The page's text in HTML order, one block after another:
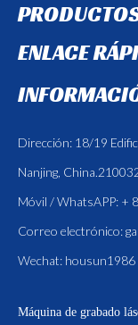
ENLACE
Dirección: 18/19
Nanjing,
Móvil / WhatsAPP: +
Correo electrónico:
Wechat: housun1986
Máquina de grabado